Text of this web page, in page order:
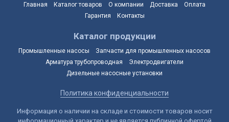
Главная Каталог товаров О компании Доставка
Оплата
Гарантия
Контакты
Каталог продукции
Промышленные насосы
Запчасти для промышленных насосов
Арматура трубопроводная
Электродвигатели
Дизельные насосные установки
Политика конфиденциальности
Информация о наличии на складе и стоимости товаров носит